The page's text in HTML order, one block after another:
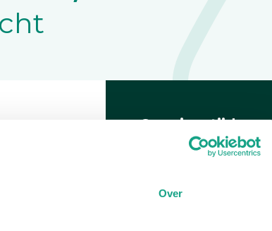
Over
Openingstijden
Plan je route